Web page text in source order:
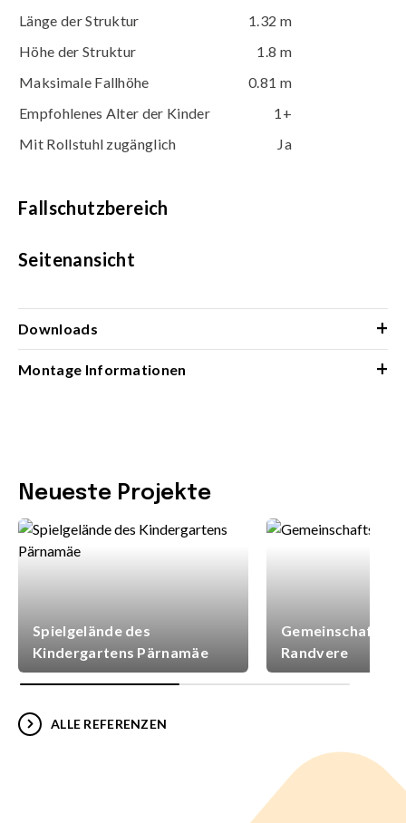
Länge der Struktur
1.32 m
Höhe der Struktur
1.8 m
Maksimale Fallhöhe
0.81 m
Empfohlenes Alter der Kinder
1+
Mit Rollstuhl zugänglich
Ja
Fallschutzbereich
Seitenansicht
Downloads +
Montage Informationen +
Neueste Projekte
Spielgelände des
Kindergartens Pärnamäe
Randvere
ALLE REFERENZEN